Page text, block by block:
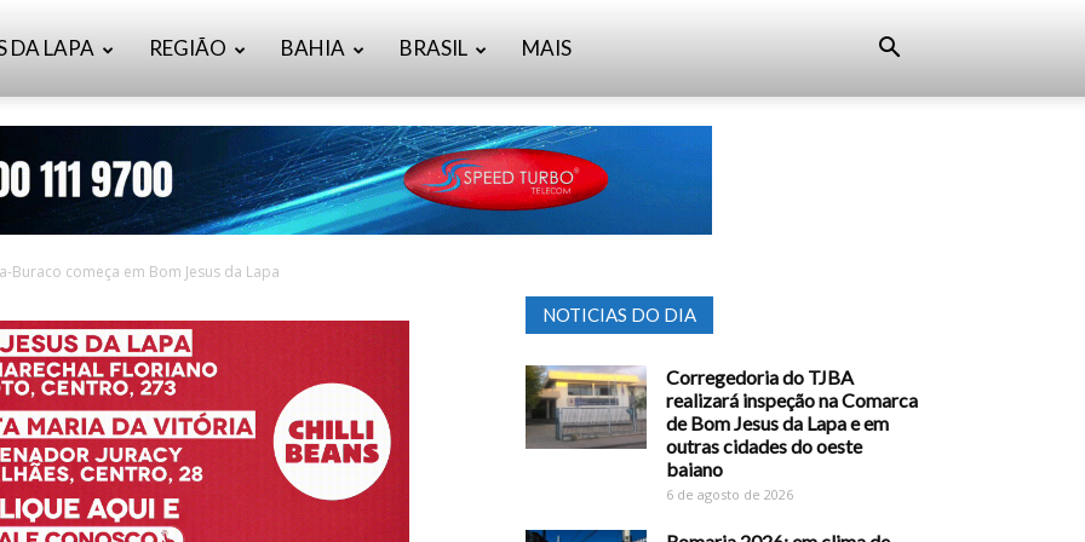
DA LAPA REGIÃO BAHIA BRASIL MAIS
Buraco começa em Bom Jesus da Lapa
NOTICIAS DO DIA
Corregedoria do TJBA
realizará inspeção na Comarca
de Bom Jesus da Lapa e em
outras cidades do oeste
baiano
6 de agosto de 2026